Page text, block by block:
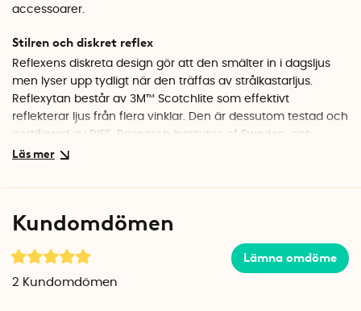
accessoarer.
Stilren och diskret reflex
Reflexens diskreta design gör att den smälter in i dagsljus
men lyser upp tydligt när den träffas av strålkastarljus.
Reflexytan består av 3M™ Scotchlite som effektivt
reflekterar ljus från flera vinklar. Den är dessutom testad och
certifierad av RISE, Research Institutes of Sweden, och
uppfyller europeiska standarder för reflexprodukter.
själv skapa en enkel ögla av snöret kan du smidigt fästa
reflexen i jackans dragkedja, på väskan, ryggsäcken,
barnvagnen eller andra personliga föremål.
Specifikationer
Kundomdömen
Lämna omdöme
2 Kundomdömen